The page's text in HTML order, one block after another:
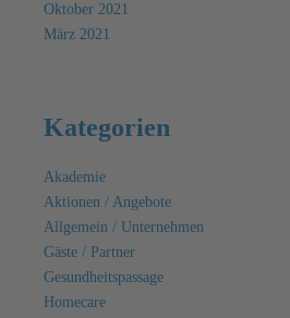
Oktober 2021
März 2021
Kategorien
Akademie
Aktionen / Angebote
Allgemein / Unternehmen
Gäste / Partner
Gesundheitspassage
Homecare